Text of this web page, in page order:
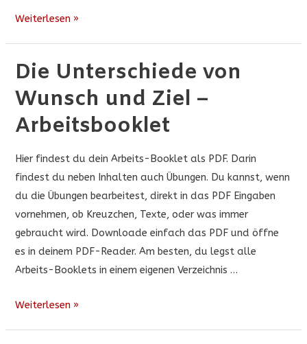
Die
Wunsch
und
–
Weiterlesen »
Die Unterschiede von
Wunsch und Ziel –
Arbeitsbooklet
Hier findest du dein Arbeits-Booklet als PDF. Darin
findest du neben Inhalten auch Übungen. Du kannst, wenn
du die Übungen bearbeitest, direkt in das PDF Eingaben
vornehmen, ob Kreuzchen, Texte, oder was immer
gebraucht wird. Downloade einfach das PDF und öffne
es in deinem PDF-Reader. Am besten, du legst alle
Arbeits-Booklets in einem eigenen Verzeichnis …
Die
Weiterlesen »